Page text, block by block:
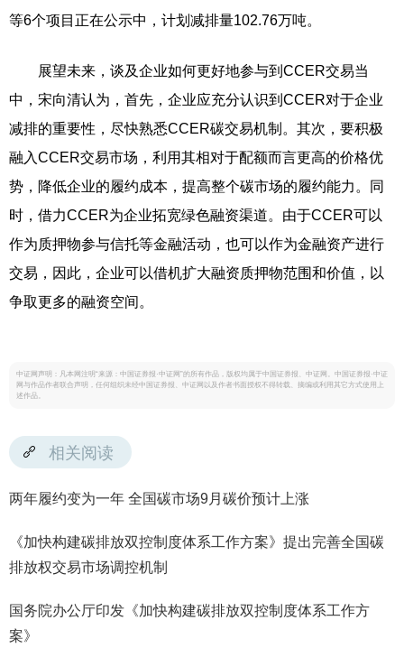
等6个项目正在公示中，计划减排量102.76万吨。
展望未来，谈及企业如何更好地参与到CCER交易当
中，宋向清认为，首先，企业应充分认识到CCER对于企业
减排的重要性，尽快熟悉CCER碳交易机制。其次，要积极
融入CCER交易市场，利用其相对于配额而言更高的价格优
势，降低企业的履约成本，提高整个碳市场的履约能力。同
时，借力CCER为企业拓宽绿色融资渠道。由于CCER可以
作为质押物参与信托等金融活动，也可以作为金融资产进行
交易，因此，企业可以借机扩大融资质押物范围和价值，以
争取更多的融资空间。
中证网声明：凡本网注明“来源：中国证券报·中证网”的所有作品，版权均属于中国证券报、中证网。中国证券报·中证
网与作品作者联合声明，任何组织未经中国证券报、中证网以及作者书面授权不得转载、摘编或利用其它方式使用上
述作品。
相关阅读
两年履约变为一年 全国碳市场9月碳价预计上涨
《加快构建碳排放双控制度体系工作方案》提出完善全国碳
排放权交易市场调控机制
国务院办公厅印发《加快构建碳排放双控制度体系工作方
案》